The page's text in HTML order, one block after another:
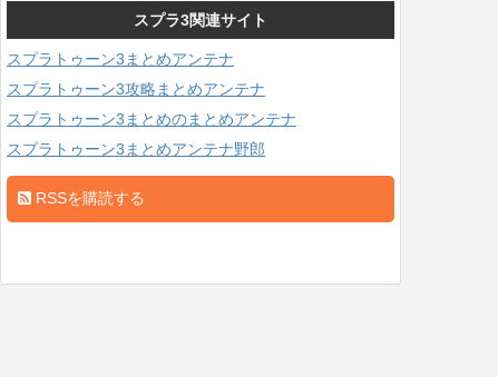
スプラ3関連サイト
スプラトゥーン3まとめアンテナ
スプラトゥーン3攻略まとめアンテナ
スプラトゥーン3まとめのまとめアンテナ
スプラトゥーン3まとめアンテナ野郎
RSSを購読する